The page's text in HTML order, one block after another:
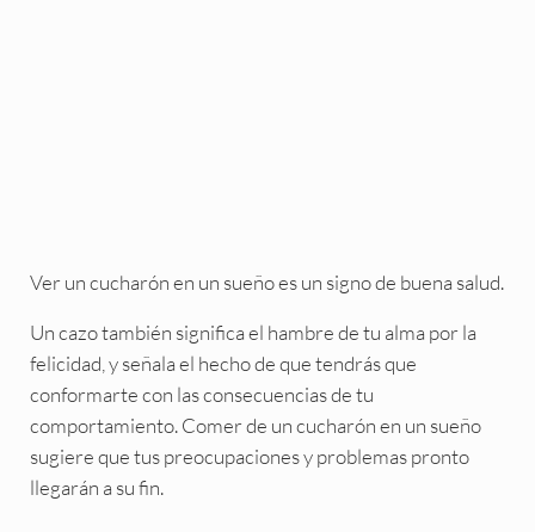
Ver un cucharón en un sueño es un signo de buena salud.
Un cazo también significa el hambre de tu alma por la
felicidad, y señala el hecho de que tendrás que
conformarte con las consecuencias de tu
comportamiento. Comer de un cucharón en un sueño
sugiere que tus preocupaciones y problemas pronto
llegarán a su fin.